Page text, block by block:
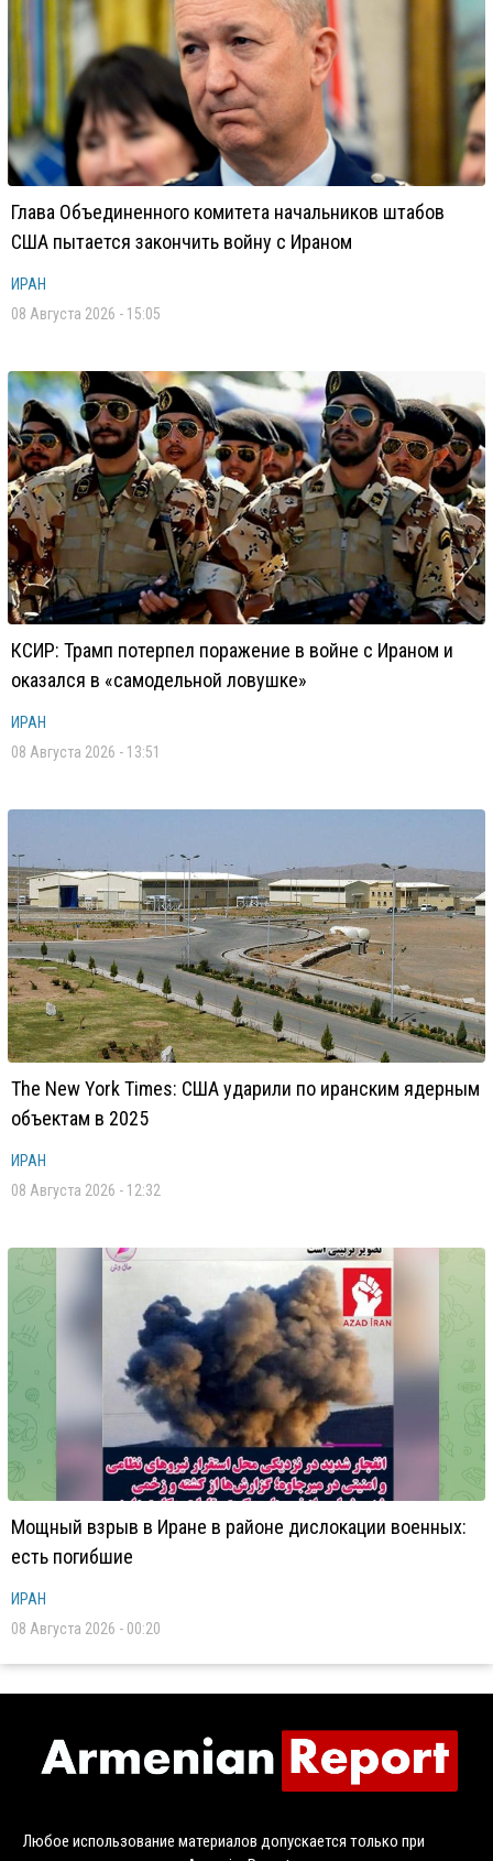
Глава Объединенного комитета начальников штабов
США пытается закончить войну с Ираном
ИРАН
08 Августа 2026 - 15:05
КСИР: Трамп потерпел поражение в войне с Ираном и
оказался в «самодельной ловушке»
ИРАН
08 Августа 2026 - 13:51
The New York Times: США ударили по иранским ядерным
объектам в 2025
ИРАН
08 Августа 2026 - 12:32
Мощный взрыв в Иране в районе дислокации военных:
есть погибшие
ИРАН
08 Августа 2026 - 00:20
Любое использование материалов допускается только при